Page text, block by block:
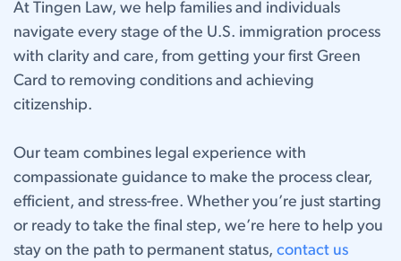
At Tingen Law, we help families and individuals
navigate every stage of the U.S. immigration process
with clarity and care, from getting your first Green
Card to removing conditions and achieving
citizenship.
Our team combines legal experience with
compassionate guidance to make the process clear,
efficient, and stress-free. Whether you’re just starting
or ready to take the final step, we’re here to help you
stay on the path to permanent status, contact us